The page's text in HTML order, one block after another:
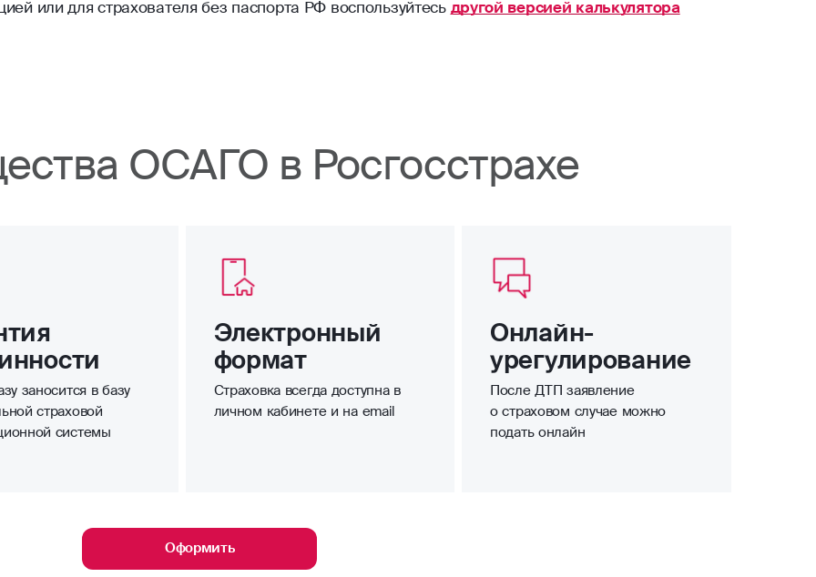
или для страхователя без паспорта РФ воспользуйтесь другой версией калькулятора
ОСАГО в Росгосстрахе
заносится в базу
страховой
системы
Электронный
формат
Страховка всегда доступна в
личном кабинете и на email
Онлайн-
урегулирование
После ДТП заявление
о страховом случае можно
подать онлайн
Оформить